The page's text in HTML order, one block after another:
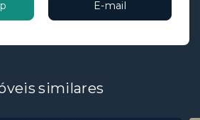
E-mail
similares